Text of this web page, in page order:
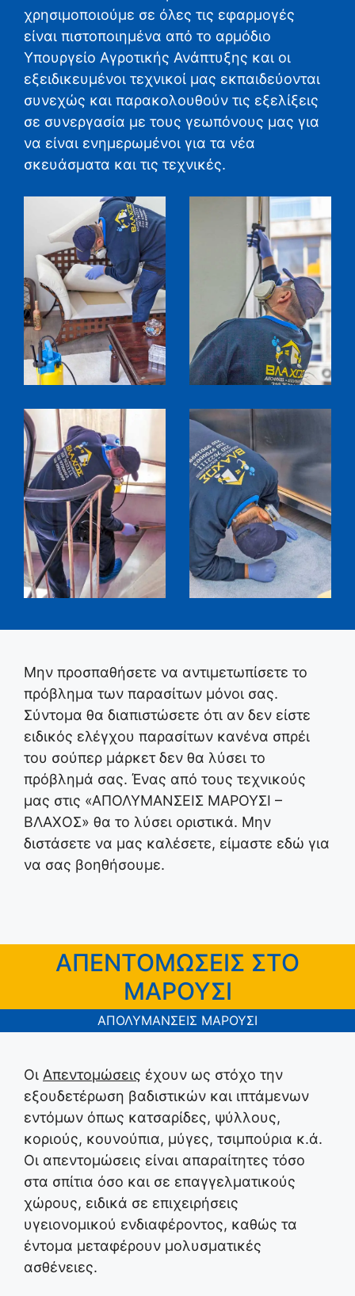
χρησιμοποιούμε σε όλες τις εφαρμογές
είναι πιστοποιημένα από το αρμόδιο
Υπουργείο Αγροτικής Ανάπτυξης και οι
εξειδικευμένοι τεχνικοί μας εκπαιδεύονται
συνεχώς και παρακολουθούν τις εξελίξεις
σε συνεργασία με τους γεωπόνους μας για
να είναι ενημερωμένοι για τα νέα
σκευάσματα και τις τεχνικές.
Μην προσπαθήσετε να αντιμετωπίσετε το
πρόβλημα των παρασίτων μόνοι σας.
Σύντομα θα διαπιστώσετε ότι αν δεν είστε
ειδικός ελέγχου παρασίτων κανένα σπρέι
του σούπερ μάρκετ δεν θα λύσει το
πρόβλημά σας. Ένας από τους τεχνικούς
μας στις «ΑΠΟΛΥΜΑΝΣΕΙΣ ΜΑΡΟΥΣΙ –
ΒΛΑΧΟΣ» θα το λύσει οριστικά. Μην
διστάσετε να μας καλέσετε, είμαστε εδώ για
να σας βοηθήσουμε.
ΑΠΕΝΤΟΜΩΣΕΙΣ ΣΤΟ
ΜΑΡΟΥΣΙ
ΑΠΟΛΥΜΑΝΣΕΙΣ ΜΑΡΟΥΣΙ
Οι Απεντομώσεις έχουν ως στόχο την
εξουδετέρωση βαδιστικών και ιπτάμενων
εντόμων όπως κατσαρίδες, ψύλλους,
κοριούς, κουνούπια, μύγες, τσιμπούρια κ.ά.
Οι απεντομώσεις είναι απαραίτητες τόσο
στα σπίτια όσο και σε επαγγελματικούς
χώρους, ειδικά σε επιχειρήσεις
υγειονομικού ενδιαφέροντος, καθώς τα
έντομα μεταφέρουν μολυσματικές
ασθένειες.